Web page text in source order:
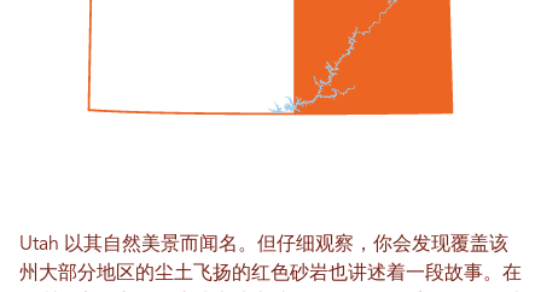
Utah 以其自然美景而闻名。但仔细观察，你会发现覆盖该
州大部分地区的尘土飞扬的红色砂岩也讲述着一段故事。在